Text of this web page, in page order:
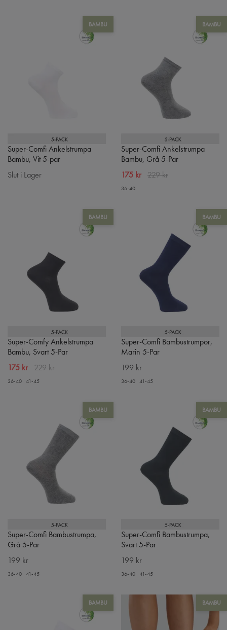
BAMBU
Super-Comfi Ankelstrumpa
Bambu, Vit 5-par
Slut i Lager
BAMBU
Super-Comfi Ankelstrumpa
Bambu, Grå 5-Par
175 kr 229 kr
36-40
BAMBU
Super-Comfy Ankelstrumpa
Bambu, Svart 5-Par
175 kr 229 kr
36-40 41-45
BAMBU
Super-Comfi Bambustrumpor,
Marin 5-Par
199 kr
36-40 41-45
BAMBU
Super-Comfi Bambustrumpa,
Grå 5-Par
199 kr
36-40 41-45
BAMBU
Super-Comfi Bambustrumpa,
Svart 5-Par
199 kr
36-40 41-45
BAMBU BAMBU